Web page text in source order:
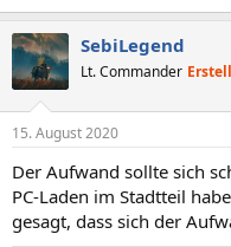
SebiLegend
Lt. Commander
15. August 2020
Der Aufwand sollte sich
PC-Laden im Stadtteil
gesagt, dass sich der